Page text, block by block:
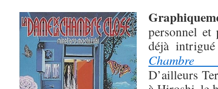
personnel et
déjà
Chambre
D’ailleurs